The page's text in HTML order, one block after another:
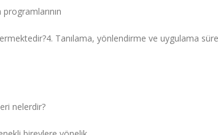
Tanılama, yönlendirme ve uygulama
nelerdir?